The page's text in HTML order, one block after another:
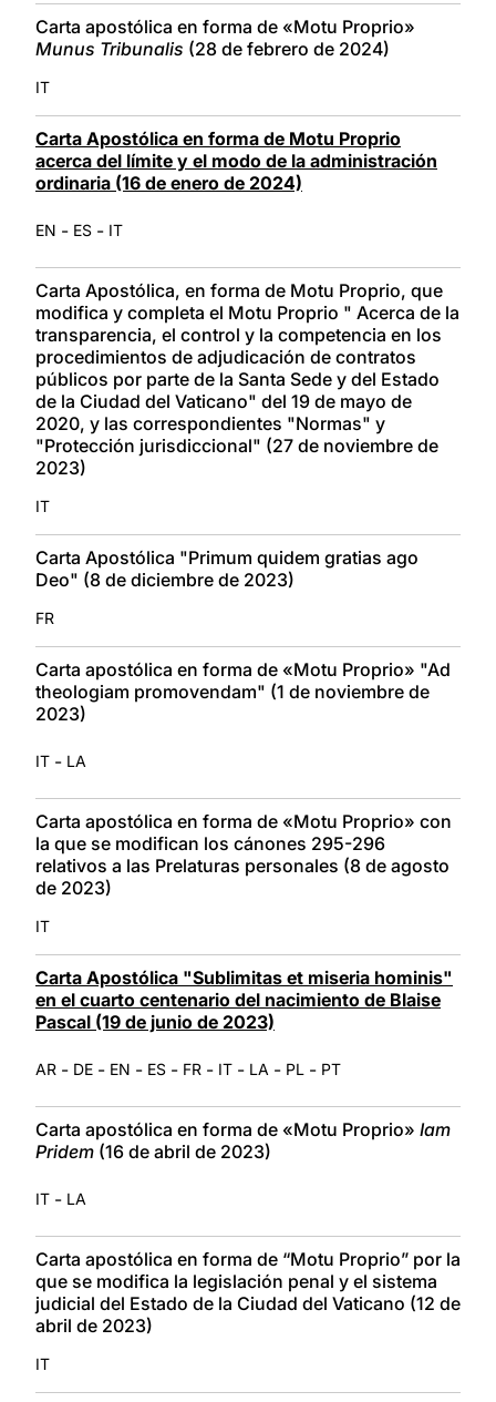
Carta apostólica en forma de «Motu Proprio»
Munus Tribunalis (28 de febrero de 2024)
IT
Carta Apostólica en forma de Motu Proprio
acerca del límite y el modo de la administración
ordinaria (16 de enero de 2024)
EN - ES - IT
Carta Apostólica, en forma de Motu Proprio, que
modifica y completa el Motu Proprio " Acerca de la
transparencia, el control y la competencia en los
procedimientos de adjudicación de contratos
públicos por parte de la Santa Sede y del Estado
de la Ciudad del Vaticano" del 19 de mayo de
2020, y las correspondientes "Normas" y
"Protección jurisdiccional" (27 de noviembre de
2023)
IT
Carta Apostólica "Primum quidem gratias ago
Deo" (8 de diciembre de 2023)
FR
Carta apostólica en forma de «Motu Proprio» "Ad
theologiam promovendam" (1 de noviembre de
2023)
IT - LA
Carta apostólica en forma de «Motu Proprio» con
la que se modifican los cánones 295-296
relativos a las Prelaturas personales (8 de agosto
de 2023)
IT
Carta Apostólica "Sublimitas et miseria hominis"
en el cuarto centenario del nacimiento de Blaise
Pascal (19 de junio de 2023)
AR - DE - EN - ES - FR - IT - LA - PL - PT
Carta apostólica en forma de «Motu Proprio» Iam
Pridem (16 de abril de 2023)
IT - LA
Carta apostólica en forma de “Motu Proprio” por la
que se modifica la legislación penal y el sistema
judicial del Estado de la Ciudad del Vaticano (12 de
abril de 2023)
IT